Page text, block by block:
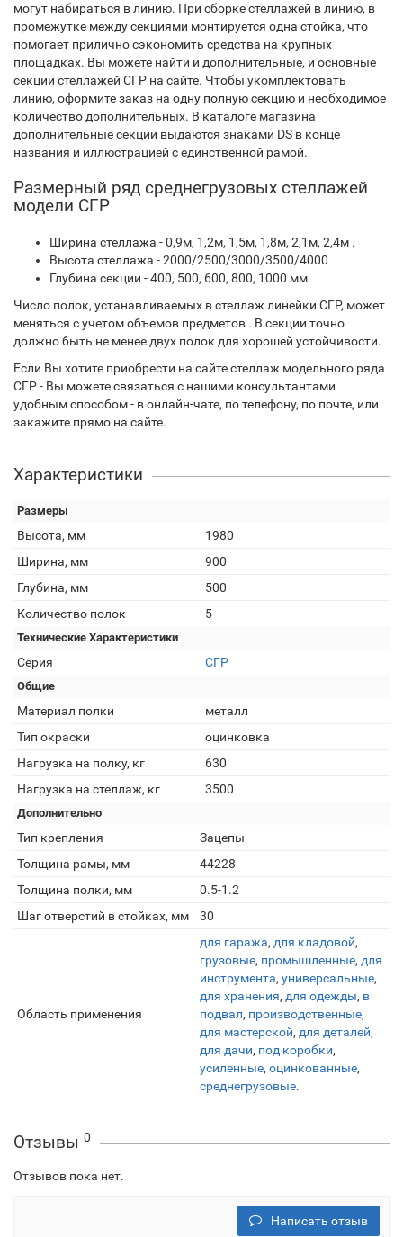
могут набираться в линию. При сборке стеллажей в линию, в
промежутке между секциями монтируется одна стойка, что
помогает прилично сэкономить средства на крупных
площадках. Вы можете найти и дополнительные, и основные
секции стеллажей СГР на сайте. Чтобы укомплектовать
линию, оформите заказ на одну полную секцию и необходимое
количество дополнительных. В каталоге магазина
дополнительные секции выдаются знаками DS в конце
названия и иллюстрацией с единственной рамой.
Размерный ряд среднегрузовых стеллажей
модели СГР
Ширина стеллажа - 0,9м, 1,2м, 1,5м, 1,8м, 2,1м, 2,4м .
Высота стеллажа - 2000/2500/3000/3500/4000
Глубина секции - 400, 500, 600, 800, 1000 мм
Число полок, устанавливаемых в стеллаж линейки СГР, может
меняться с учетом объемов предметов . В секции точно
должно быть не менее двух полок для хорошей устойчивости.
Если Вы хотите приобрести на сайте стеллаж модельного ряда
СГР - Вы можете связаться с нашими консультантами
удобным способом - в онлайн-чате, по телефону, по почте, или
закажите прямо на сайте.
Характеристики
Размеры
Высота, мм
1980
Ширина, мм
900
Глубина, мм
500
Количество полок
5
Технические Характеристики
Серия СГР
Общие
Материал полки
металл
Тип окраски
оцинковка
Нагрузка на полку, кг
630
Нагрузка на стеллаж, кг
3500
Дополнительно
Тип крепления
Зацепы
Толщина рамы, мм
44228
Толщина полки, мм
0.5-1.2
Шаг отверстий в стойках, мм
30
Область применения
для гаража, для кладовой,
грузовые, промышленные, для
инструмента, универсальные,
для хранения, для одежды, в
подвал, производственные,
для мастерской, для деталей,
для дачи, под коробки,
усиленные, оцинкованные,
среднегрузовые.
Отзывы 0
Отзывов пока нет.
Написать отзыв